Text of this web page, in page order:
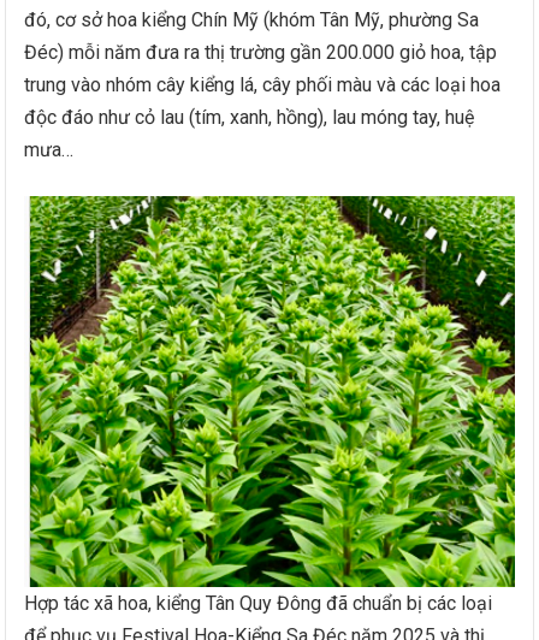
đó, cơ sở hoa kiểng Chín Mỹ (khóm Tân Mỹ, phường Sa
Đéc) mỗi năm đưa ra thị trường gần 200.000 giỏ hoa, tập
trung vào nhóm cây kiểng lá, cây phối màu và các loại hoa
độc đáo như cỏ lau (tím, xanh, hồng), lau móng tay, huệ
mưa…
Hợp tác xã hoa, kiểng Tân Quy Đông đã chuẩn bị các loại
để phục vụ Festival Hoa-Kiểng Sa Đéc năm 2025 và thị